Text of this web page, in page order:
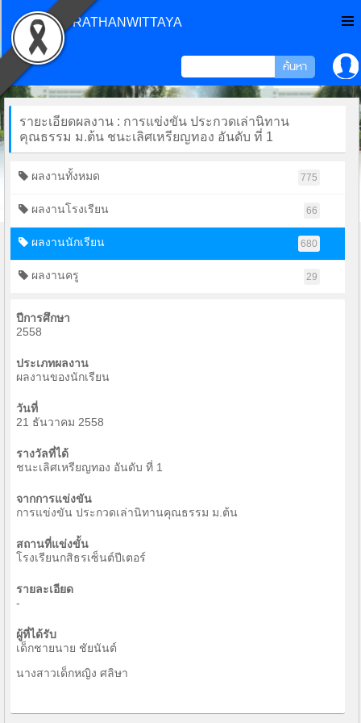
CHONPRATHANWITTAYA
รายะเอียดผลงาน : การแข่งขัน ประกวดเล่านิทาน
คุณธรรม ม.ต้น ชนะเลิศเหรียญทอง อันดับ ที่ 1
ผลงานทั้งหมด 775
ผลงานโรงเรียน 66
ผลงานนักเรียน 680
ผลงานครู 29
ปีการศึกษา
2558
ประเภทผลงาน
ผลงานของนักเรียน
วันที่
21 ธันวาคม 2558
รางวัลที่ได้
ชนะเลิศเหรียญทอง อันดับ ที่ 1
จากการแข่งขัน
การแข่งขัน ประกวดเล่านิทานคุณธรรม ม.ต้น
สถานที่แข่งขั้น
โรงเรียนกสิธรเซ็นต์ปีเตอร์
รายละเอียด
-
ผู้ที่ได้รับ
เด็กชายนาย ชัยนันต์
นางสาวเด็กหญิง ศลิษา